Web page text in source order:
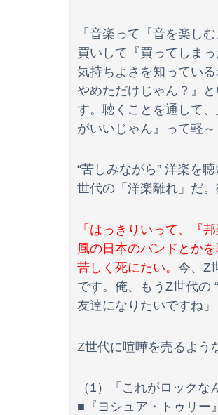
【画像】飯尾夏帆アナ、白
大日本帝国陸軍「侵攻でき
【画像】酒井法子(55)「こ
【速報】中国外務省、広島
「音楽って『音を楽し
買いして『買ってしま
気持ちよさを知ってい
やめただけじゃん？』
す。聴くことを通して
がいいじゃん』って軽
“苦しみながら” 洋楽を
世代の「洋楽離れ」だ
「はっきりいって、『
風の日本のバンドとか
苦しく死にたい。 今、Z
です。俺、もうZ世代の
友達になりたいですね」
Z世代に喧嘩を売るよう
（1）「これがロック
■『ヨシュア・トゥリ